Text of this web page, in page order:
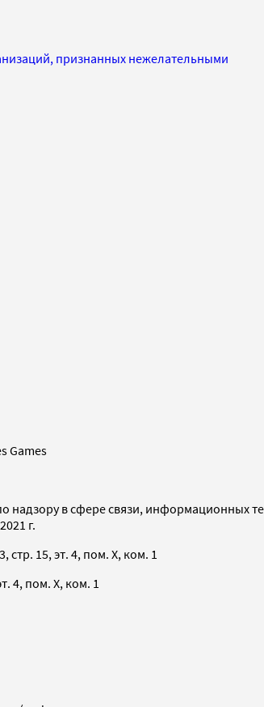
признанных нежелательными
Games
надзору в сфере связи, информационных
г.
15, эт. 4, пом. X, ком. 1
4, пом. X, ком. 1